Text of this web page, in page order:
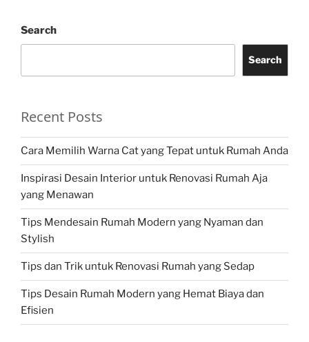
Search
Search
Recent Posts
Cara Memilih Warna Cat yang Tepat untuk Rumah Anda
Inspirasi Desain Interior untuk Renovasi Rumah Aja
yang Menawan
Tips Mendesain Rumah Modern yang Nyaman dan
Stylish
Tips dan Trik untuk Renovasi Rumah yang Sedap
Tips Desain Rumah Modern yang Hemat Biaya dan
Efisien